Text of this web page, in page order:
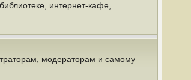
интернет-кафе,
модераторам и самому